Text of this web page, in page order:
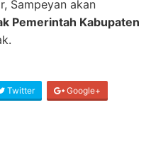
Sampeyan akan
Pemerintah Kabupaten
Twitter Google+